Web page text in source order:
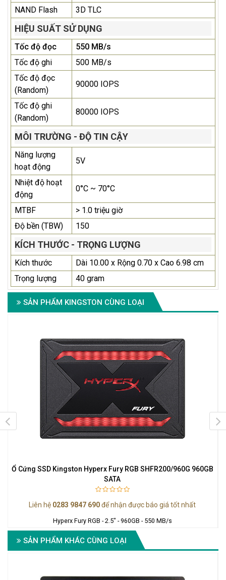
NAND Flash 3D TLC
HIỆU SUẤT SỬ DỤNG
Tốc độ đọc
550 MB/s
Tốc độ ghi
500 MB/s
Tốc độ đọc
(Random)
90000 IOPS
Tốc độ ghi
(Random)
80000 IOPS
MÔI TRƯỜNG - ĐỘ TIN CẬY
Năng lượng
hoạt động
5V
Nhiệt độ hoạt
động
0°C ~ 70°C
MTBF
> 1.0 triệu giờ
Độ bền (TBW)
150
KÍCH THƯỚC - TRỌNG LƯỢNG
Kích thước
Dài 10.00 x Rộng 0.70 x Cao 6.98 cm
Trọng lượng
40 gram
SẢN PHẨM KINGSTON CÙNG LOẠI
Ổ Cứng SSD Kingston Hyperx Fury RGB SHFR200/960G 960GB
SATA
Liên hệ 0283 9847 690để nhận được báo giá tốt nhất
Hyperx Fury RGB - 2.5" - 960GB - 550 MB/s
SẢN PHẨM KHÁC CÙNG LOẠI